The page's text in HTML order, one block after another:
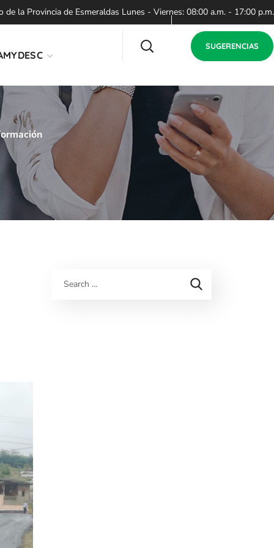
la Provincia de Esmeraldas Lunes - Viernes: 08:00 a.m. - 17:00 p.m.
SUGERENCIAS